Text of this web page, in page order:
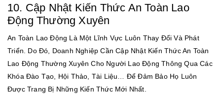
10. Cập Nhật Kiến Thức An Toàn Lao
Động Thường Xuyên
An Toàn Lao Động Là Một Lĩnh Vực Luôn Thay Đổi Và Phát
Triển. Do Đó, Doanh Nghiệp Cần Cập Nhật Kiến Thức An Toàn
Lao Động Thường Xuyên Cho Người Lao Động Thông Qua Các
Khóa Đào Tạo, Hội Thảo, Tài Liệu… Để Đảm Bảo Họ Luôn
Được Trang Bị Những Kiến Thức Mới Nhất.